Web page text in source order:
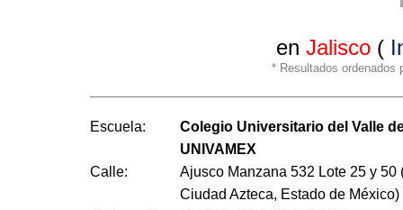
enJalisco (
* Resultados ordenados
Escuela:
Colegio Universitario del Valle
UNIVAMEX
Calle:
Ajusco Manzana 532 Lote 25 y 50
Ciudad Azteca, Estado de México)